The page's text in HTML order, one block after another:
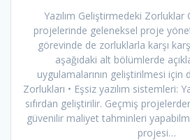
Yazılım Geliştirmedeki Zorluklar
projelerinde geleneksel proje
görevinde de zorluklarla karşı
aşağıdaki alt bölümlerde
uygulamalarının geliştirilmesi için
Zorlukları • Eşsiz yazılım sistemleri:
sıfırdan geliştirilir. Geçmiş
güvenilir maliyet tahminleri
projesi…